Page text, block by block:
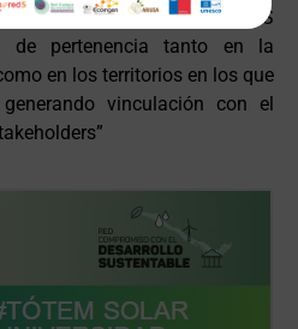
el cumplimiento de los ODS
de pertenencia tanto en la
en los territorios en los que
vinculación con el